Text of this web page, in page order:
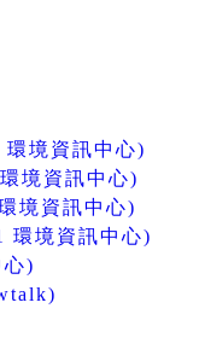
境資訊中心)
境資訊中心)
境資訊中心)
環境資訊中心)
)